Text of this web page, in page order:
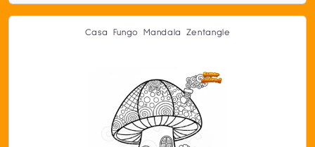
Casa Fungo Mandala Zentangle